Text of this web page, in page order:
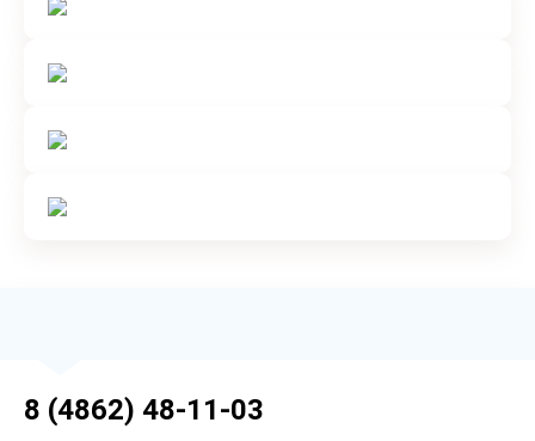
8 (4862) 48-11-03